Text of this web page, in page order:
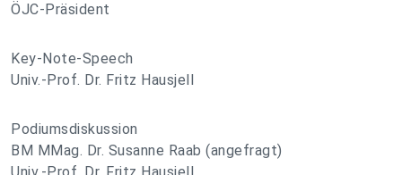
ÖJC-Präsident
Key-Note-Speech
Univ.-Prof. Dr. Fritz Hausjell
Podiumsdiskussion
BM MMag. Dr. Susanne Raab (angefragt)